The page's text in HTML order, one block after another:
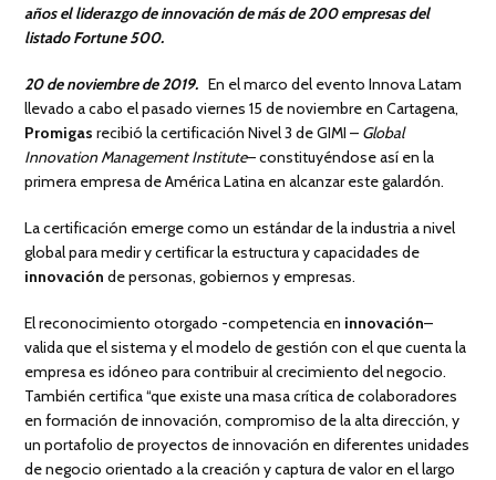
años el liderazgo de innovación de más de 200 empresas del
listado Fortune 500.
20 de noviembre de 2019. En el marco del evento Innova Latam
llevado a cabo el pasado viernes 15 de noviembre en Cartagena,
Promigas recibió la certificación Nivel 3 de GIMI – Global
Innovation Management Institute– constituyéndose así en la
primera empresa de América Latina en alcanzar este galardón.
La certificación emerge como un estándar de la industria a nivel
global para medir y certificar la estructura y capacidades de
innovación de personas, gobiernos y empresas.
El reconocimiento otorgado -competencia en innovación–
valida que el sistema y el modelo de gestión con el que cuenta la
empresa es idóneo para contribuir al crecimiento del negocio.
También certifica “que existe una masa crítica de colaboradores
en formación de innovación, compromiso de la alta dirección, y
un portafolio de proyectos de innovación en diferentes unidades
de negocio orientado a la creación y captura de valor en el largo